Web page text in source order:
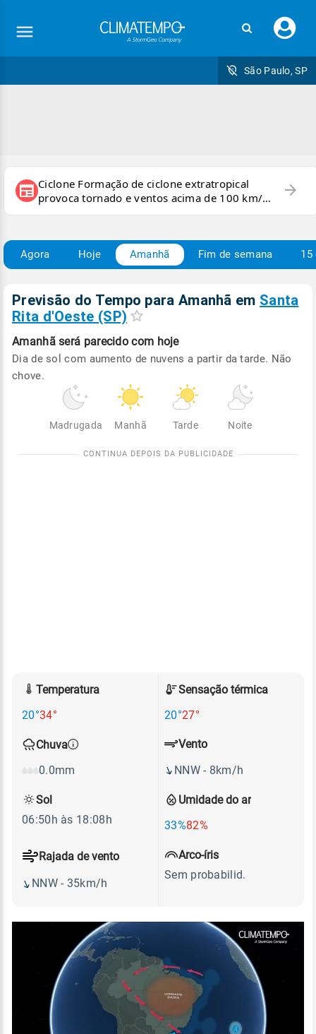
seu
São Paulo, SP
newspaper Ciclone Formação de ciclone extratropical
provoca tornado e ventos acima de 100 km/h
no RS
arrow_forward
Agora Hoje Amanhã Fim de semana 15
Previsão do Tempo para Amanhã em Santa
Rita d'Oeste (SP)
Amanhã será parecido com hoje
Dia de sol com aumento de nuvens a partir da tarde. Não
chove.
Madrugada Manhã Tarde Noite
Temperatura
20°34°
Sensação térmica
20°27°
Chuva
0.0mm
Umidade do ar
33%82%
Vento
NNW - 8km/h
Rajada de vento
NNW - 35km/h
Sol
06:50h às 18:08h
Arco-íris
Sem probabilid.